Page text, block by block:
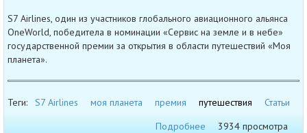
S7 Airlines, один из участников глобального авиационного альянса
OneWorld, победитела в номинации «Сервис на земле и в небе»
государственной премии за открытия в области путешествий «Моя
планета».
Теги: S7 Airlines моя планета премия путешествия
Статьи
Подробнее
3934 просмотра